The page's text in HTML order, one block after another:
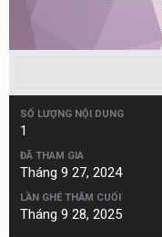
SỐ LƯỢNG NỘI DUNG
1
ĐÃ THAM GIA
Tháng 9 27, 2024
LẦN GHÉ THĂM CUỐI
Tháng 9 28, 2025